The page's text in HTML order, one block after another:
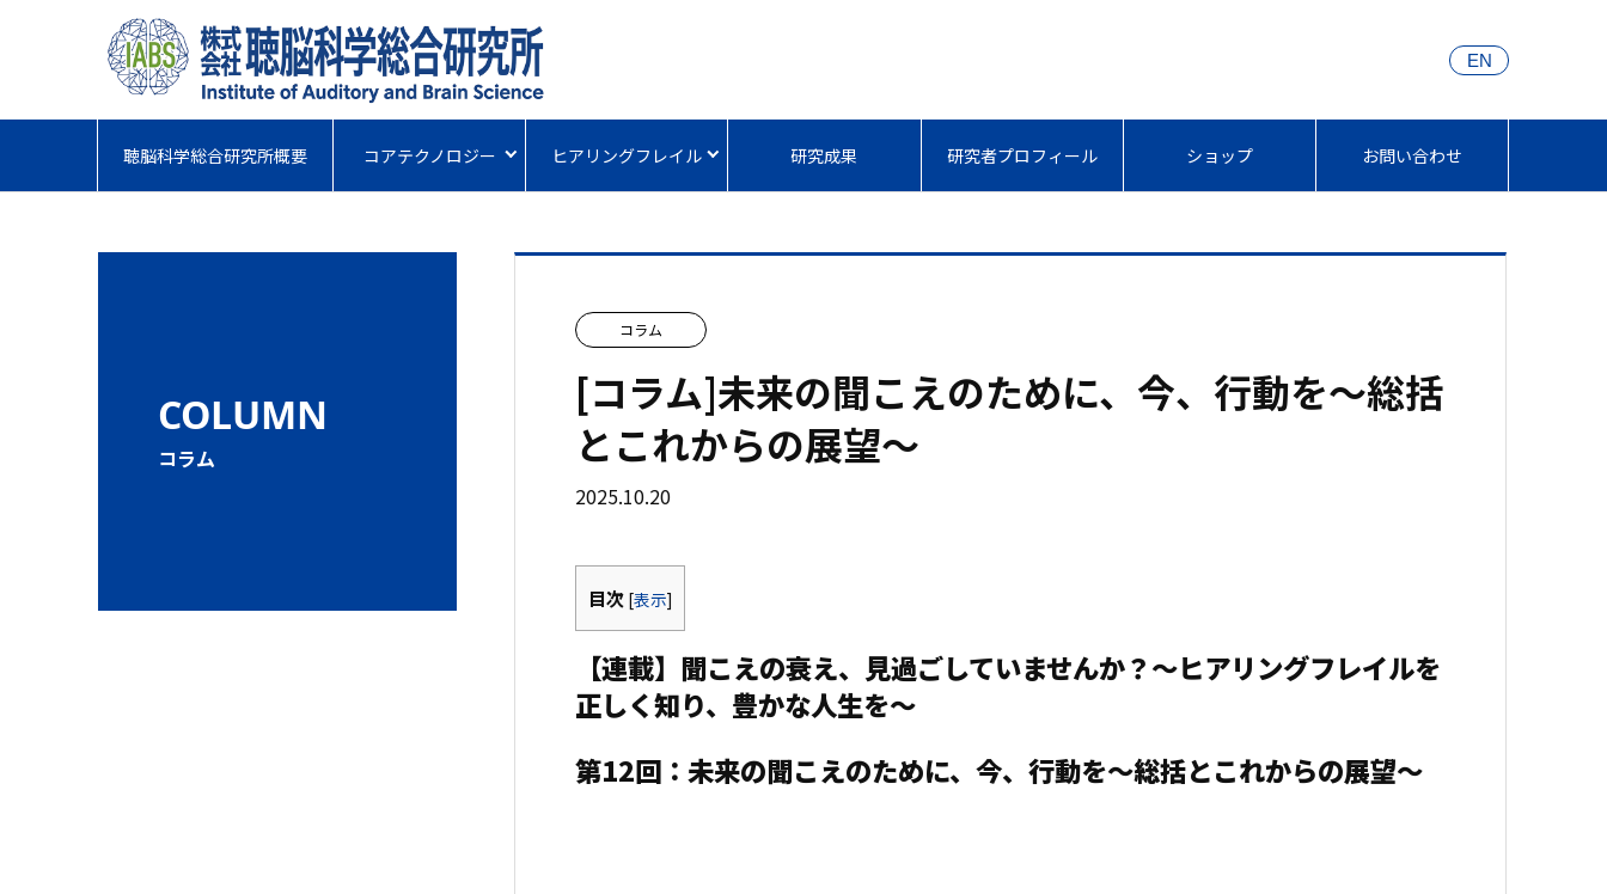
EN
聴脳科学総合研究所概要 コアテクノロジー ヒアリングフレイル 研究成果 研究者プロフィール ショップ お問い合わせ
COLUMN
コラム
コラム
[コラム]未来の聞こえのために、今、行動を～総括
とこれからの展望～
2025.10.20
目次 [表示]
【連載】聞こえの衰え、見過ごしていませんか？～ヒアリングフレイルを
正しく知り、豊かな人生を～
第12回：未来の聞こえのために、今、行動を～総括とこれからの展望～